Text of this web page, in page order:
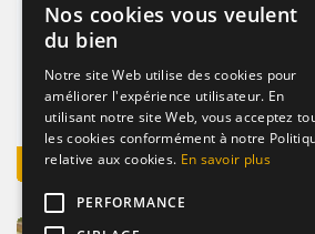
L'Amphi Beaubourg
(4.7km)
Paris 4 (75004)
Nombre de places : 10-350 pers.
VOIR
Nos cookies vous veulent
du bien
Notre site Web utilise des cookies pour
améliorer l'expérience utilisateur. En
utilisant notre site Web, vous acceptez
les cookies conformément à notre
relative aux cookies. En savoir plus
PERFORMANCE